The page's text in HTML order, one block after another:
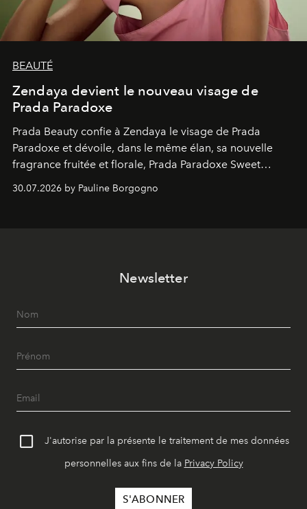
BEAUTÉ
Zendaya devient le nouveau visage de
Prada Paradoxe
Prada Beauty confie à Zendaya le visage de Prada
Paradoxe et dévoile, dans le même élan, sa nouvelle
fragrance fruitée et florale, Prada Paradoxe Sweet
Chemistry Eau de Parfum.
30.07.2026 by Pauline Borgogno
Newsletter
J'autorise par la présente le traitement de mes données
personnelles aux fins de la Privacy Policy